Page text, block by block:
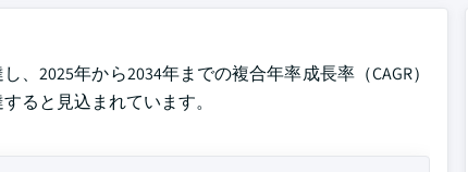
2025年から2034年までの複合年率成長率（CAGR）
ると見込まれています。